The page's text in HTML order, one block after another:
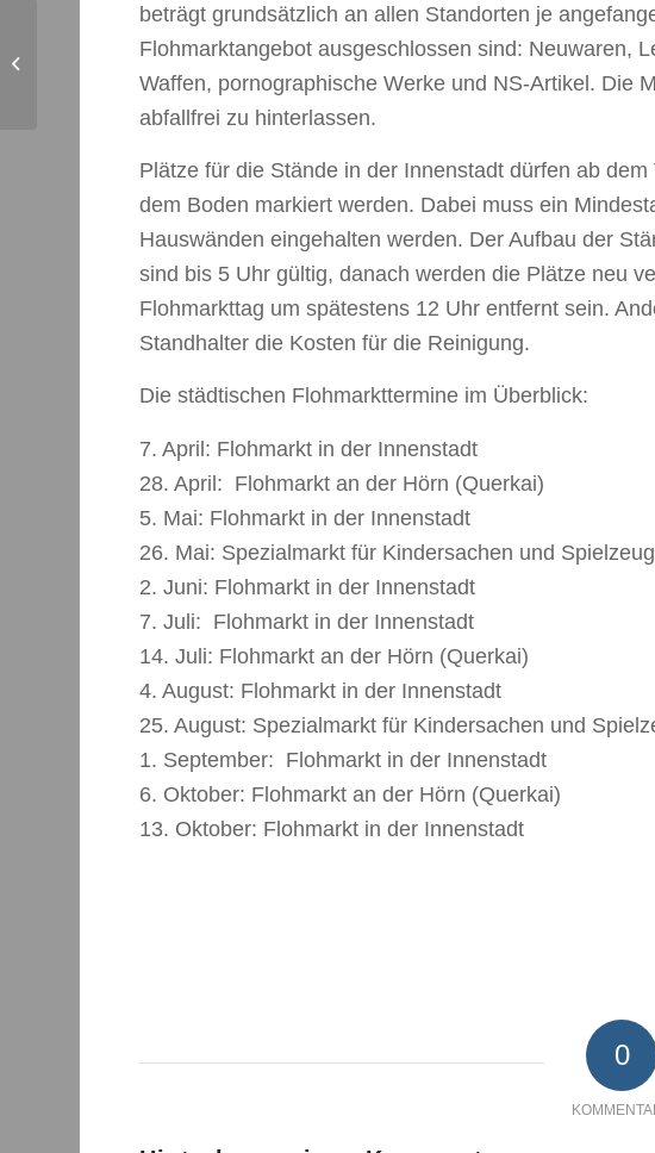
beträgt grundsätzlich an allen Standorten je
Flohmarktangebot ausgeschlossen sind: Neuwaren,
Waffen, pornographische Werke und NS-Artikel. Die
abfallfrei zu hinterlassen.
Plätze für die Stände in der Innenstadt dürfen ab
dem Boden markiert werden. Dabei muss ein
Hauswänden eingehalten werden. Der Aufbau der
sind bis 5 Uhr gültig, danach werden die Plätze neu
Flohmarkttag um spätestens 12 Uhr entfernt sein.
Standhalter die Kosten für die Reinigung.
Die städtischen Flohmarkttermine im Überblick:
7. April: Flohmarkt in der Innenstadt
28. April: Flohmarkt an der Hörn (Querkai)
5. Mai: Flohmarkt in der Innenstadt
26. Mai: Spezialmarkt für Kindersachen und
2. Juni: Flohmarkt in der Innenstadt
7. Juli: Flohmarkt in der Innenstadt
14. Juli: Flohmarkt an der Hörn (Querkai)
4. August: Flohmarkt in der Innenstadt
25. August: Spezialmarkt für Kindersachen und
1. September: Flohmarkt in der Innenstadt
6. Oktober: Flohmarkt an der Hörn (Querkai)
13. Oktober: Flohmarkt in der Innenstadt
0
Hochbrückenlauf am